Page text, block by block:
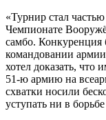
«Турнир стал
Чемпионате
самбо.
командовании
хотел доказать, что
51-ю армию на
схватки носили
уступать ни в